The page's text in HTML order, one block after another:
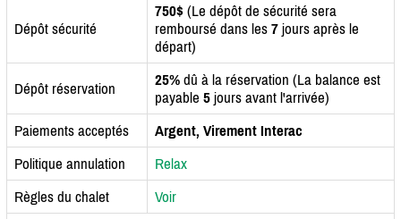
Dépôt sécurité
750$ (Le dépôt de sécurité sera
remboursé dans les 7 jours après le
départ)
Dépôt réservation 25% dû à la réservation (La balance est
payable 5 jours avant l'arrivée)
Paiements acceptés
Argent, Virement Interac
Politique annulation
Relax
Règles du chalet
Voir